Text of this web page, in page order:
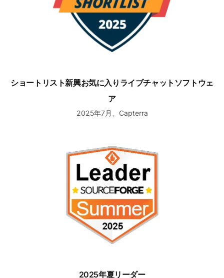
ショートリスト新興お気に入りライブチャットソフトウェ
ア
2025年7月、Capterra
2025年夏リーダー